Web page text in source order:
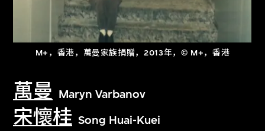
M+，香港，萬曼家族捐贈，2013年，© M+，香港
萬曼 Maryn Varbanov
宋懷桂 Song Huai-Kuei
文化藏品。